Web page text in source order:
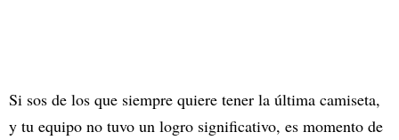
Si sos de los que siempre quiere tener la última camiseta,
y tu equipo no tuvo un logro significativo, es momento de